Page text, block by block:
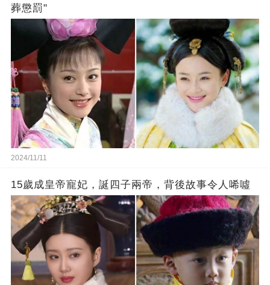
葬懲罰"
2024/11/11
15歲成皇帝寵妃，誕四子兩帝，背後故事令人唏噓